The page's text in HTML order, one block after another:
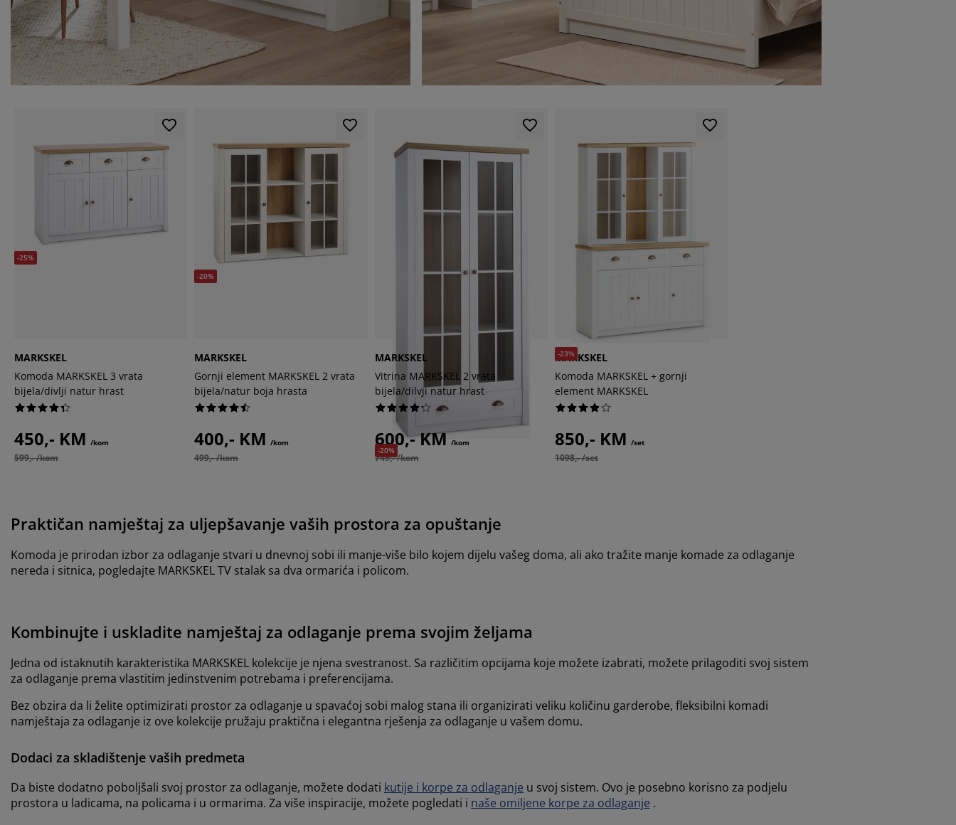
-25%
MARKSKEL
Komoda MARKSKEL 3 vrata
bijela/divlji natur hrast
450,- KM /kom
599,- /kom
-20%
MARKSKEL
Gornji element MARKSKEL 2 vrata
bijela/natur boja hrasta
400,- KM /kom
499,- /kom
-20%
MARKSKEL
Vitrina MARKSKEL 2 vrata
bijela/dilvji natur hrast
600,- KM /kom
749,- /kom
-23%
MARKSKEL
Komoda MARKSKEL + gornji
element MARKSKEL
850,- KM /set
1098,- /set
Praktičan namještaj za uljepšavanje vaših prostora za opuštanje
Komoda je prirodan izbor za odlaganje stvari u dnevnoj sobi ili manje-više bilo kojem dijelu vašeg doma, ali ako tražite manje komade za odlaganje
nereda i sitnica, pogledajte MARKSKEL TV stalak sa dva ormarića i policom.
Kombinujte i uskladite namještaj za odlaganje prema svojim željama
Jedna od istaknutih karakteristika MARKSKEL kolekcije je njena svestranost. Sa različitim opcijama koje možete izabrati, možete prilagoditi svoj sistem
za odlaganje prema vlastitim jedinstvenim potrebama i preferencijama.
Bez obzira da li želite optimizirati prostor za odlaganje u spavaćoj sobi malog stana ili organizirati veliku količinu garderobe, fleksibilni komadi
namještaja za odlaganje iz ove kolekcije pružaju praktična i elegantna rješenja za odlaganje u vašem domu.
Dodaci za skladištenje vaših predmeta
Da biste dodatno poboljšali svoj prostor za odlaganje, možete dodati kutije i korpe za odlaganje u svoj sistem. Ovo je posebno korisno za podjelu
prostora u ladicama, na policama i u ormarima. Za više inspiracije, možete pogledati i naše omiljene korpe za odlaganje .